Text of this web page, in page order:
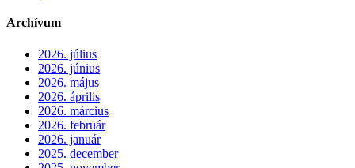
Archívum
2026. július
2026. június
2026. május
2026. április
2026. március
2026. február
2026. január
2025. december